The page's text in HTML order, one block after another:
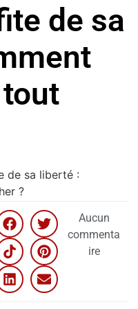
de sa
de sa liberté :
?
Aucun
commenta
ire